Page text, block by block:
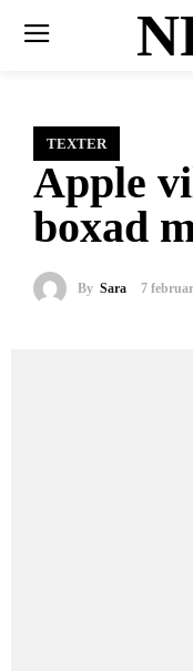
TEXTER
Apple
boxad
By Sara 7